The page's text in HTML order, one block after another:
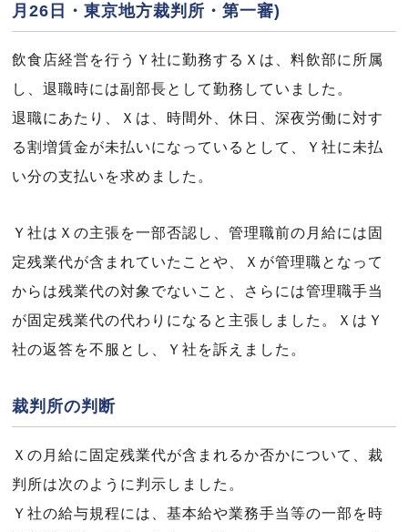
月26日・東京地方裁判所・第一審)
飲食店経営を行うＹ社に勤務するＸは、料飲部に所属
し、退職時には副部長として勤務していました。
退職にあたり、Ｘは、時間外、休日、深夜労働に対す
る割増賃金が未払いになっているとして、Ｙ社に未払
い分の支払いを求めました。
Ｙ社はＸの主張を一部否認し、管理職前の月給には固
定残業代が含まれていたことや、Ｘが管理職となって
からは残業代の対象でないこと、さらには管理職手当
が固定残業代の代わりになると主張しました。ＸはＹ
社の返答を不服とし、Ｙ社を訴えました。
裁判所の判断
Ｘの月給に固定残業代が含まれるか否かについて、裁
判所は次のように判示しました。
Ｙ社の給与規程には、基本給や業務手当等の一部を時